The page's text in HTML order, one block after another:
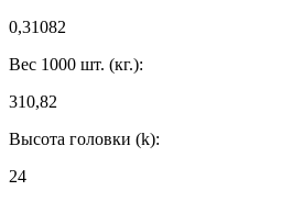
0,31082
Вес 1000 шт. (кг.):
310,82
Высота головки (k):
24